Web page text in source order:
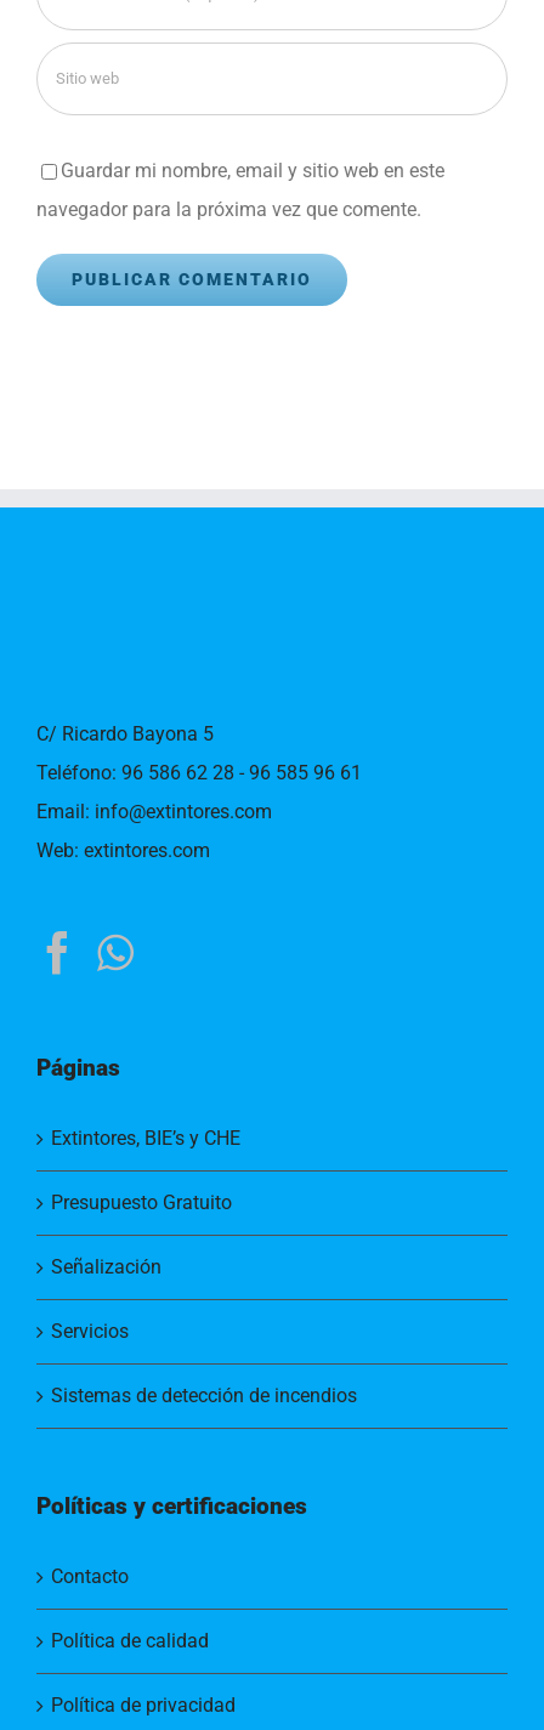
Guardar mi nombre, email y sitio web en este
navegador para la próxima vez que comente.
C/ Ricardo Bayona 5
Teléfono: 96 586 62 28 - 96 585 96 61
Email: info@extintores.com
Web: extintores.com
Páginas
Extintores, BIE’s y CHE
Presupuesto Gratuito
Señalización
Servicios
Sistemas de detección de incendios
Políticas y certificaciones
Contacto
Política de calidad
Política de privacidad